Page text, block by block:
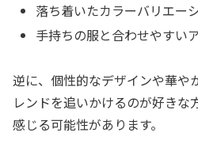
落ち着いたカラーバリエー
手持ちの服と合わせやすい
逆に、個性的なデザインや華や
レンドを追いかけるのが好きな
感じる可能性があります。